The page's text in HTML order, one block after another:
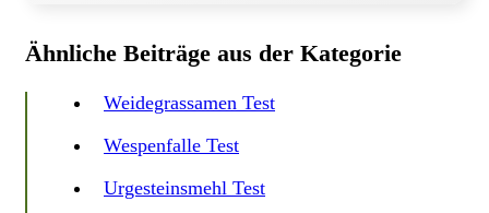
Ähnliche Beiträge aus der Kategorie
Weidegrassamen Test
Wespenfalle Test
Urgesteinsmehl Test